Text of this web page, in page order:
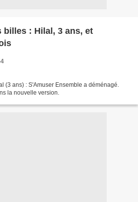
billes : Hilal, 3 ans, et
(3 ans) : S'Amuser Ensemble a déménagé.
la nouvelle version.